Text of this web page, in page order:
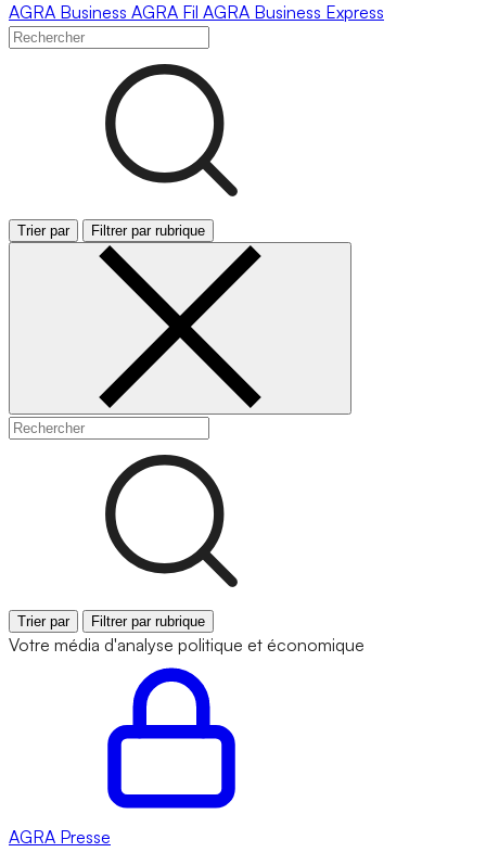
AGRA Business AGRA Fil AGRA Business Express
Trier par Filtrer par rubrique
Trier par Filtrer par rubrique
Votre média d'analyse politique et économique
AGRA Presse